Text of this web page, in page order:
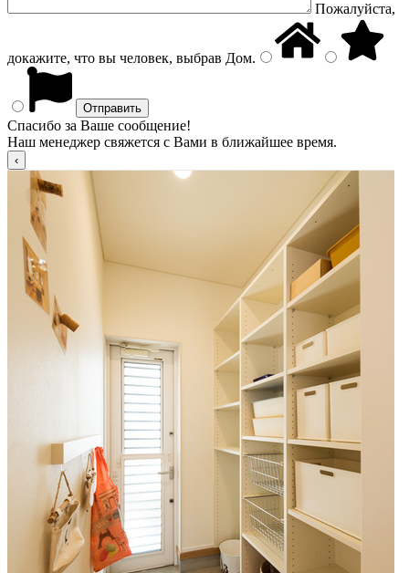
Пожалуйста,
докажите, что вы человек, выбрав Дом.
Спасибо за Ваше сообщение!
Наш менеджер свяжется с Вами в ближайшее время.